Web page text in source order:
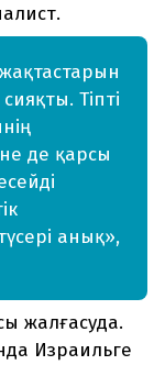
Тіпті
де қарсы
анық»,
жалғасуда.
Израильге